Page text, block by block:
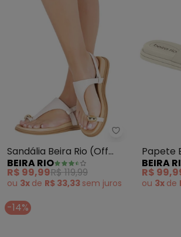
Beira Rio -
Sandália Beira Rio (Off
White) em Sintético
BEIRA RIO
R$ 99,99R$ 119,99
ou 3x de R$ 33,33 sem juros
Papete
BEIRA
R$
ou 3x de
-14%